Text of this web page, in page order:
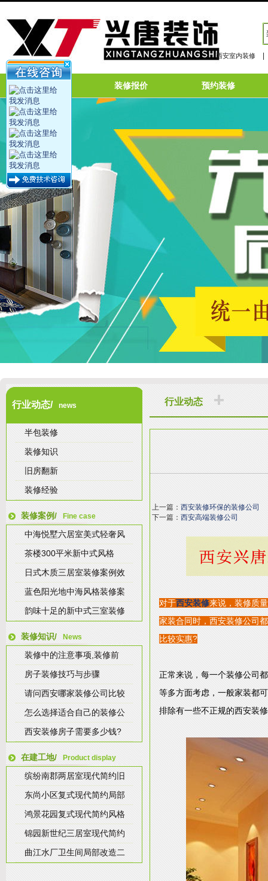
西安室内装修
网站首页 装修报价 预约装修
行业动态/ news
半包装修
装修知识
旧房翻新
装修经验
装修案例/ Fine case
中海悦墅六居室美式轻奢风
茶楼300平米新中式风格
日式木质三居室装修案例效
蓝色阳光地中海风格装修案
韵味十足的新中式三室装修
装修知识/ News
装修中的注意事项,装修前
房子装修技巧与步骤
请问西安哪家装修公司比较
怎么选择适合自己的装修公
西安装修房子需要多少钱?
在建工地/ Product display
缤纷南郡两居室现代简约旧
东尚小区复式现代简约局部
鸿景花园复式现代简约风格
锦园新世纪三居室现代简约
曲江水厂卫生间局部改造二
行业动态
上一篇： 西安装修环保的装修公司
下一篇： 西安高端装修公司
对于西安装修来说，装修质
家装合同时，西安装修公司
比较实惠?
正常来说，每一个装修公司
等多方面考虑，一般家装都
排除有一些不正规的西安装